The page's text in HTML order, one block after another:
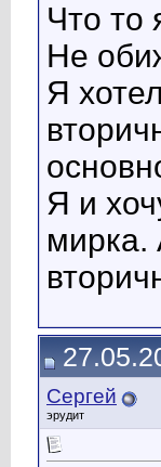
Что то
Не
Я
Я и
мирка.
Сергей
эрудит